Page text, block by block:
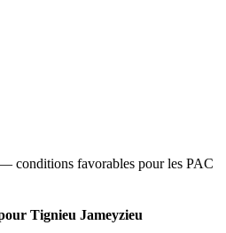
conditions favorables pour les PAC
Tignieu Jameyzieu